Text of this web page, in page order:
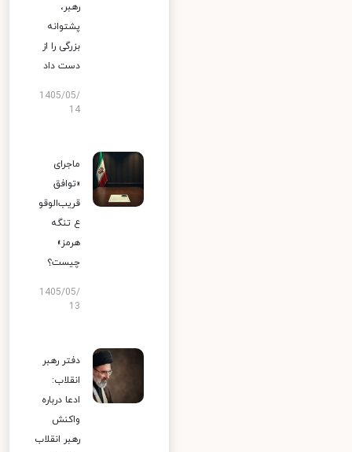
رهبر،
پشتوانه
بزرگی را از
دست داد
1405/05/
14
ماجرای
«توافق
قریب‌الوقو
ع تنگه
هرمز»
چیست؟
1405/05/
13
دفتر رهبر
انقلاب:
ادعا درباره
واکنش
رهبر انقلاب